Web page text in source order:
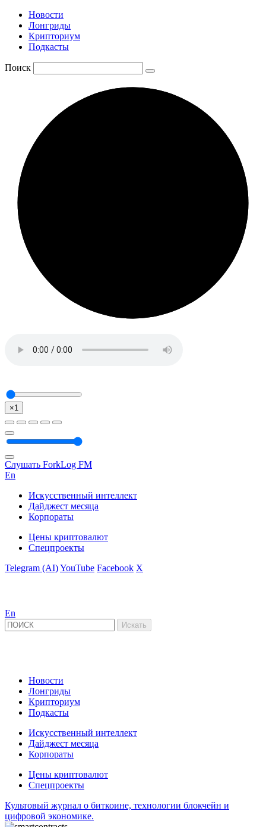
Новости
Лонгриды
Крипториум
Подкасты
Поиск
×1
Слушать ForkLog FM
En
Искусственный интеллект
Дайджест месяца
Корпораты
Цены криптовалют
Спецпроекты
Telegram (AI)YouTube Facebook X
En
Новости
Лонгриды
Крипториум
Подкасты
Искусственный интеллект
Дайджест месяца
Корпораты
Цены криптовалют
Спецпроекты
Культовый журнал о биткоине, технологии блокчейн и
цифровой экономике.